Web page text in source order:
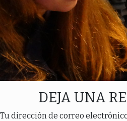
DEJA UNA
Tu dirección de correo